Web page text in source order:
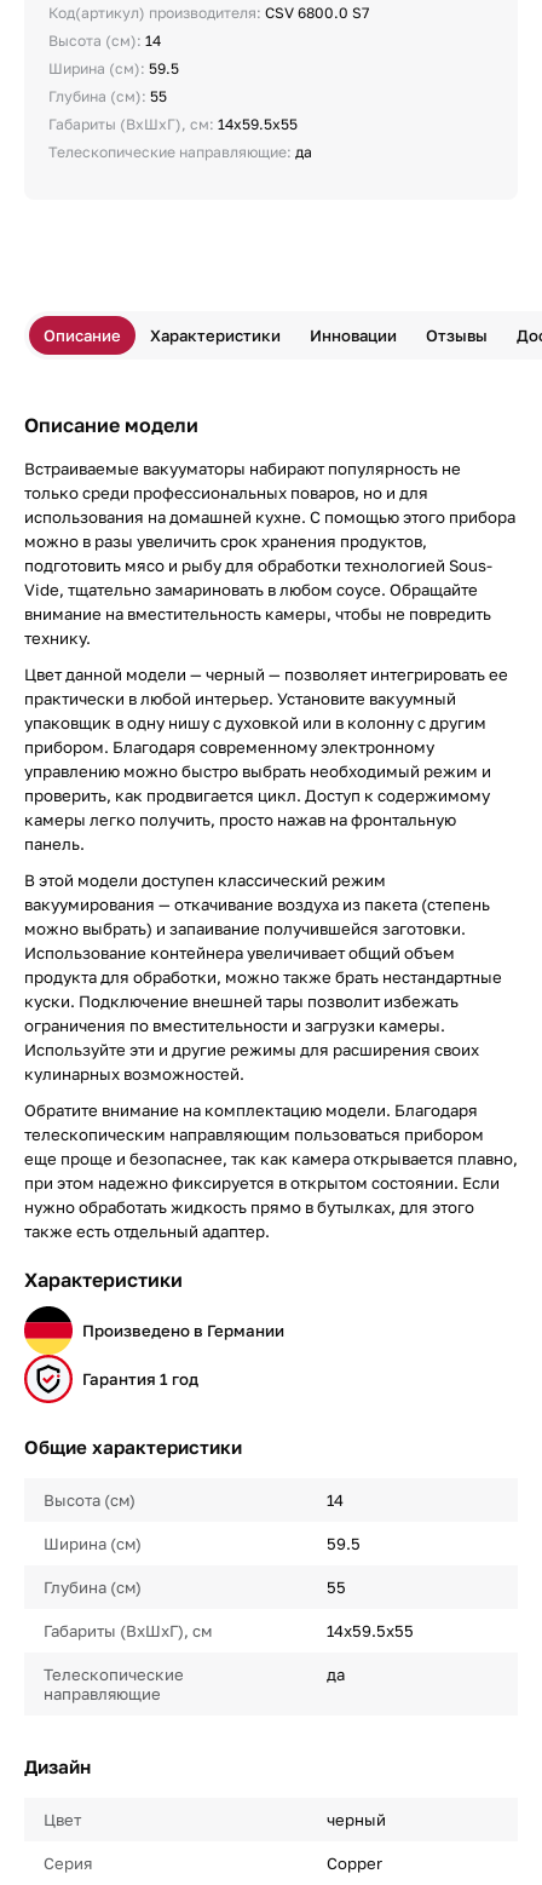
Код(артикул) производителя: CSV 6800.0 S7
Высота (см): 14
Ширина (см): 59.5
Глубина (см): 55
Габариты (ВхШхГ), см: 14x59.5х55
Телескопические направляющие: да
Описание Характеристики Инновации Отзывы
Описание модели
Встраиваемые вакууматоры набирают популярность не
только среди профессиональных поваров, но и для
использования на домашней кухне. С помощью этого прибора
можно в разы увеличить срок хранения продуктов,
подготовить мясо и рыбу для обработки технологией Sous-
Vide, тщательно замариновать в любом соусе. Обращайте
внимание на вместительность камеры, чтобы не повредить
технику.
Цвет данной модели — черный — позволяет интегрировать ее
практически в любой интерьер. Установите вакуумный
упаковщик в одну нишу с духовкой или в колонну с другим
прибором. Благодаря современному электронному
управлению можно быстро выбрать необходимый режим и
проверить, как продвигается цикл. Доступ к содержимому
камеры легко получить, просто нажав на фронтальную
панель.
В этой модели доступен классический режим
вакуумирования — откачивание воздуха из пакета (степень
можно выбрать) и запаивание получившейся заготовки.
Использование контейнера увеличивает общий объем
продукта для обработки, можно также брать нестандартные
куски. Подключение внешней тары позволит избежать
ограничения по вместительности и загрузки камеры.
Используйте эти и другие режимы для расширения своих
кулинарных возможностей.
Обратите внимание на комплектацию модели. Благодаря
телескопическим направляющим пользоваться прибором
еще проще и безопаснее, так как камера открывается плавно,
при этом надежно фиксируется в открытом состоянии. Если
нужно обработать жидкость прямо в бутылках, для этого
также есть отдельный адаптер.
Характеристики
Произведено в Германии
Гарантия 1 год
Общие характеристики
Высота (см) 14
Ширина (см) 59.5
Глубина (см) 55
Габариты (ВхШхГ), см 14x59.5х55
Телескопические
направляющие
да
Дизайн
Цвет черный
Серия Copper